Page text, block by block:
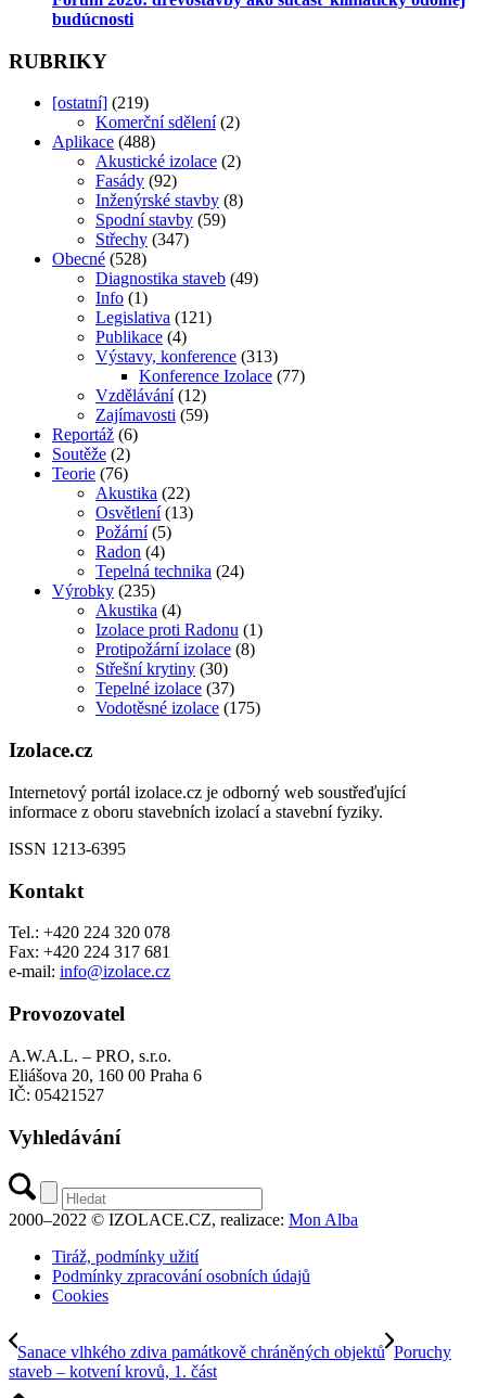
budúcnosti
RUBRIKY
[ostatní] (219)
Komerční sdělení (2)
Aplikace (488)
Akustické izolace (2)
Fasády (92)
Inženýrské stavby (8)
Spodní stavby (59)
Střechy (347)
Obecné (528)
Diagnostika staveb (49)
Info (1)
Legislativa (121)
Publikace (4)
Výstavy, konference (313)
Konference Izolace (77)
Vzdělávání (12)
Zajímavosti (59)
Reportáž (6)
Soutěže (2)
Teorie (76)
Akustika (22)
Osvětlení (13)
Požární (5)
Radon (4)
Tepelná technika (24)
Výrobky (235)
Akustika (4)
Izolace proti Radonu (1)
Protipožární izolace (8)
Střešní krytiny (30)
Tepelné izolace (37)
Vodotěsné izolace (175)
Izolace.cz
Internetový portál izolace.cz je odborný web soustřeďující
informace z oboru stavebních izolací a stavební fyziky.
ISSN 1213-6395
Kontakt
Tel.: +420 224 320 078
Fax: +420 224 317 681
e-mail: info@izolace.cz
Provozovatel
A.W.A.L. – PRO, s.r.o.
Eliášova 20, 160 00 Praha 6
IČ: 05421527
Vyhledávání
2000–2022 © IZOLACE.CZ, realizace: Mon Alba
Tiráž, podmínky užití
Podmínky zpracování osobních údajů
Cookies
Sanace vlhkého zdiva památkově chráněných objektů Poruchy
staveb – kotvení krovů, 1. část